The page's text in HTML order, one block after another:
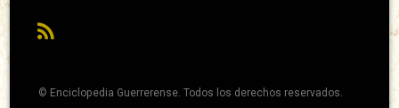
RSS
© Enciclopedia Guerrerense. Todos los derechos reservados.